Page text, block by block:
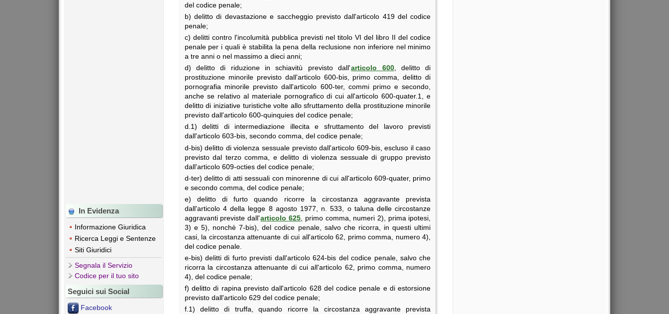
In Evidenza
Informazione Giuridica
Ricerca Leggi e Sentenze
Siti Giuridici
Segnala il Servizio
Codice per il tuo sito
Seguici sui Social
Facebook
del codice penale;
b) delitto di devastazione e saccheggio previsto dall'articolo 419 del codice
penale;
c) delitti contro l'incolumità pubblica previsti nel titolo VI del libro II del codice
penale per i quali è stabilita la pena della reclusione non inferiore nel minimo
a tre anni o nel massimo a dieci anni;
d) delitto di riduzione in schiavitù previsto dall'articolo 600, delitto di
prostituzione minorile previsto dall'articolo 600-bis, primo comma, delitto di
pornografia minorile previsto dall'articolo 600-ter, commi primo e secondo,
anche se relativo al materiale pornografico di cui all'articolo 600-quater.1, e
delitto di iniziative turistiche volte allo sfruttamento della prostituzione minorile
previsto dall'articolo 600-quinquies del codice penale;
d.1) delitti di intermediazione illecita e sfruttamento del lavoro previsti
dall'articolo 603-bis, secondo comma, del codice penale;
d-bis) delitto di violenza sessuale previsto dall'articolo 609-bis, escluso il caso
previsto dal terzo comma, e delitto di violenza sessuale di gruppo previsto
dall'articolo 609-octies del codice penale;
d-ter) delitto di atti sessuali con minorenne di cui all'articolo 609-quater, primo
e secondo comma, del codice penale;
e) delitto di furto quando ricorre la circostanza aggravante prevista
dall'articolo 4 della legge 8 agosto 1977, n. 533, o taluna delle circostanze
aggravanti previste dall'articolo 625 , primo comma, numeri 2), prima ipotesi,
3) e 5), nonchè 7-bis), del codice penale, salvo che ricorra, in questi ultimi
casi, la circostanza attenuante di cui all'articolo 62, primo comma, numero 4),
del codice penale.
e-bis) delitti di furto previsti dall'articolo 624-bis del codice penale, salvo che
ricorra la circostanza attenuante di cui all'articolo 62, primo comma, numero
4), del codice penale;
f) delitto di rapina previsto dall'articolo 628 del codice penale e di estorsione
previsto dall'articolo 629 del codice penale;
f.1) delitto di truffa, quando ricorre la circostanza aggravante prevista